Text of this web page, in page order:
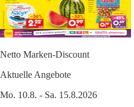
Netto Marken-Discount
Aktuelle Angebote
Mo. 10.8. - Sa. 15.8.2026